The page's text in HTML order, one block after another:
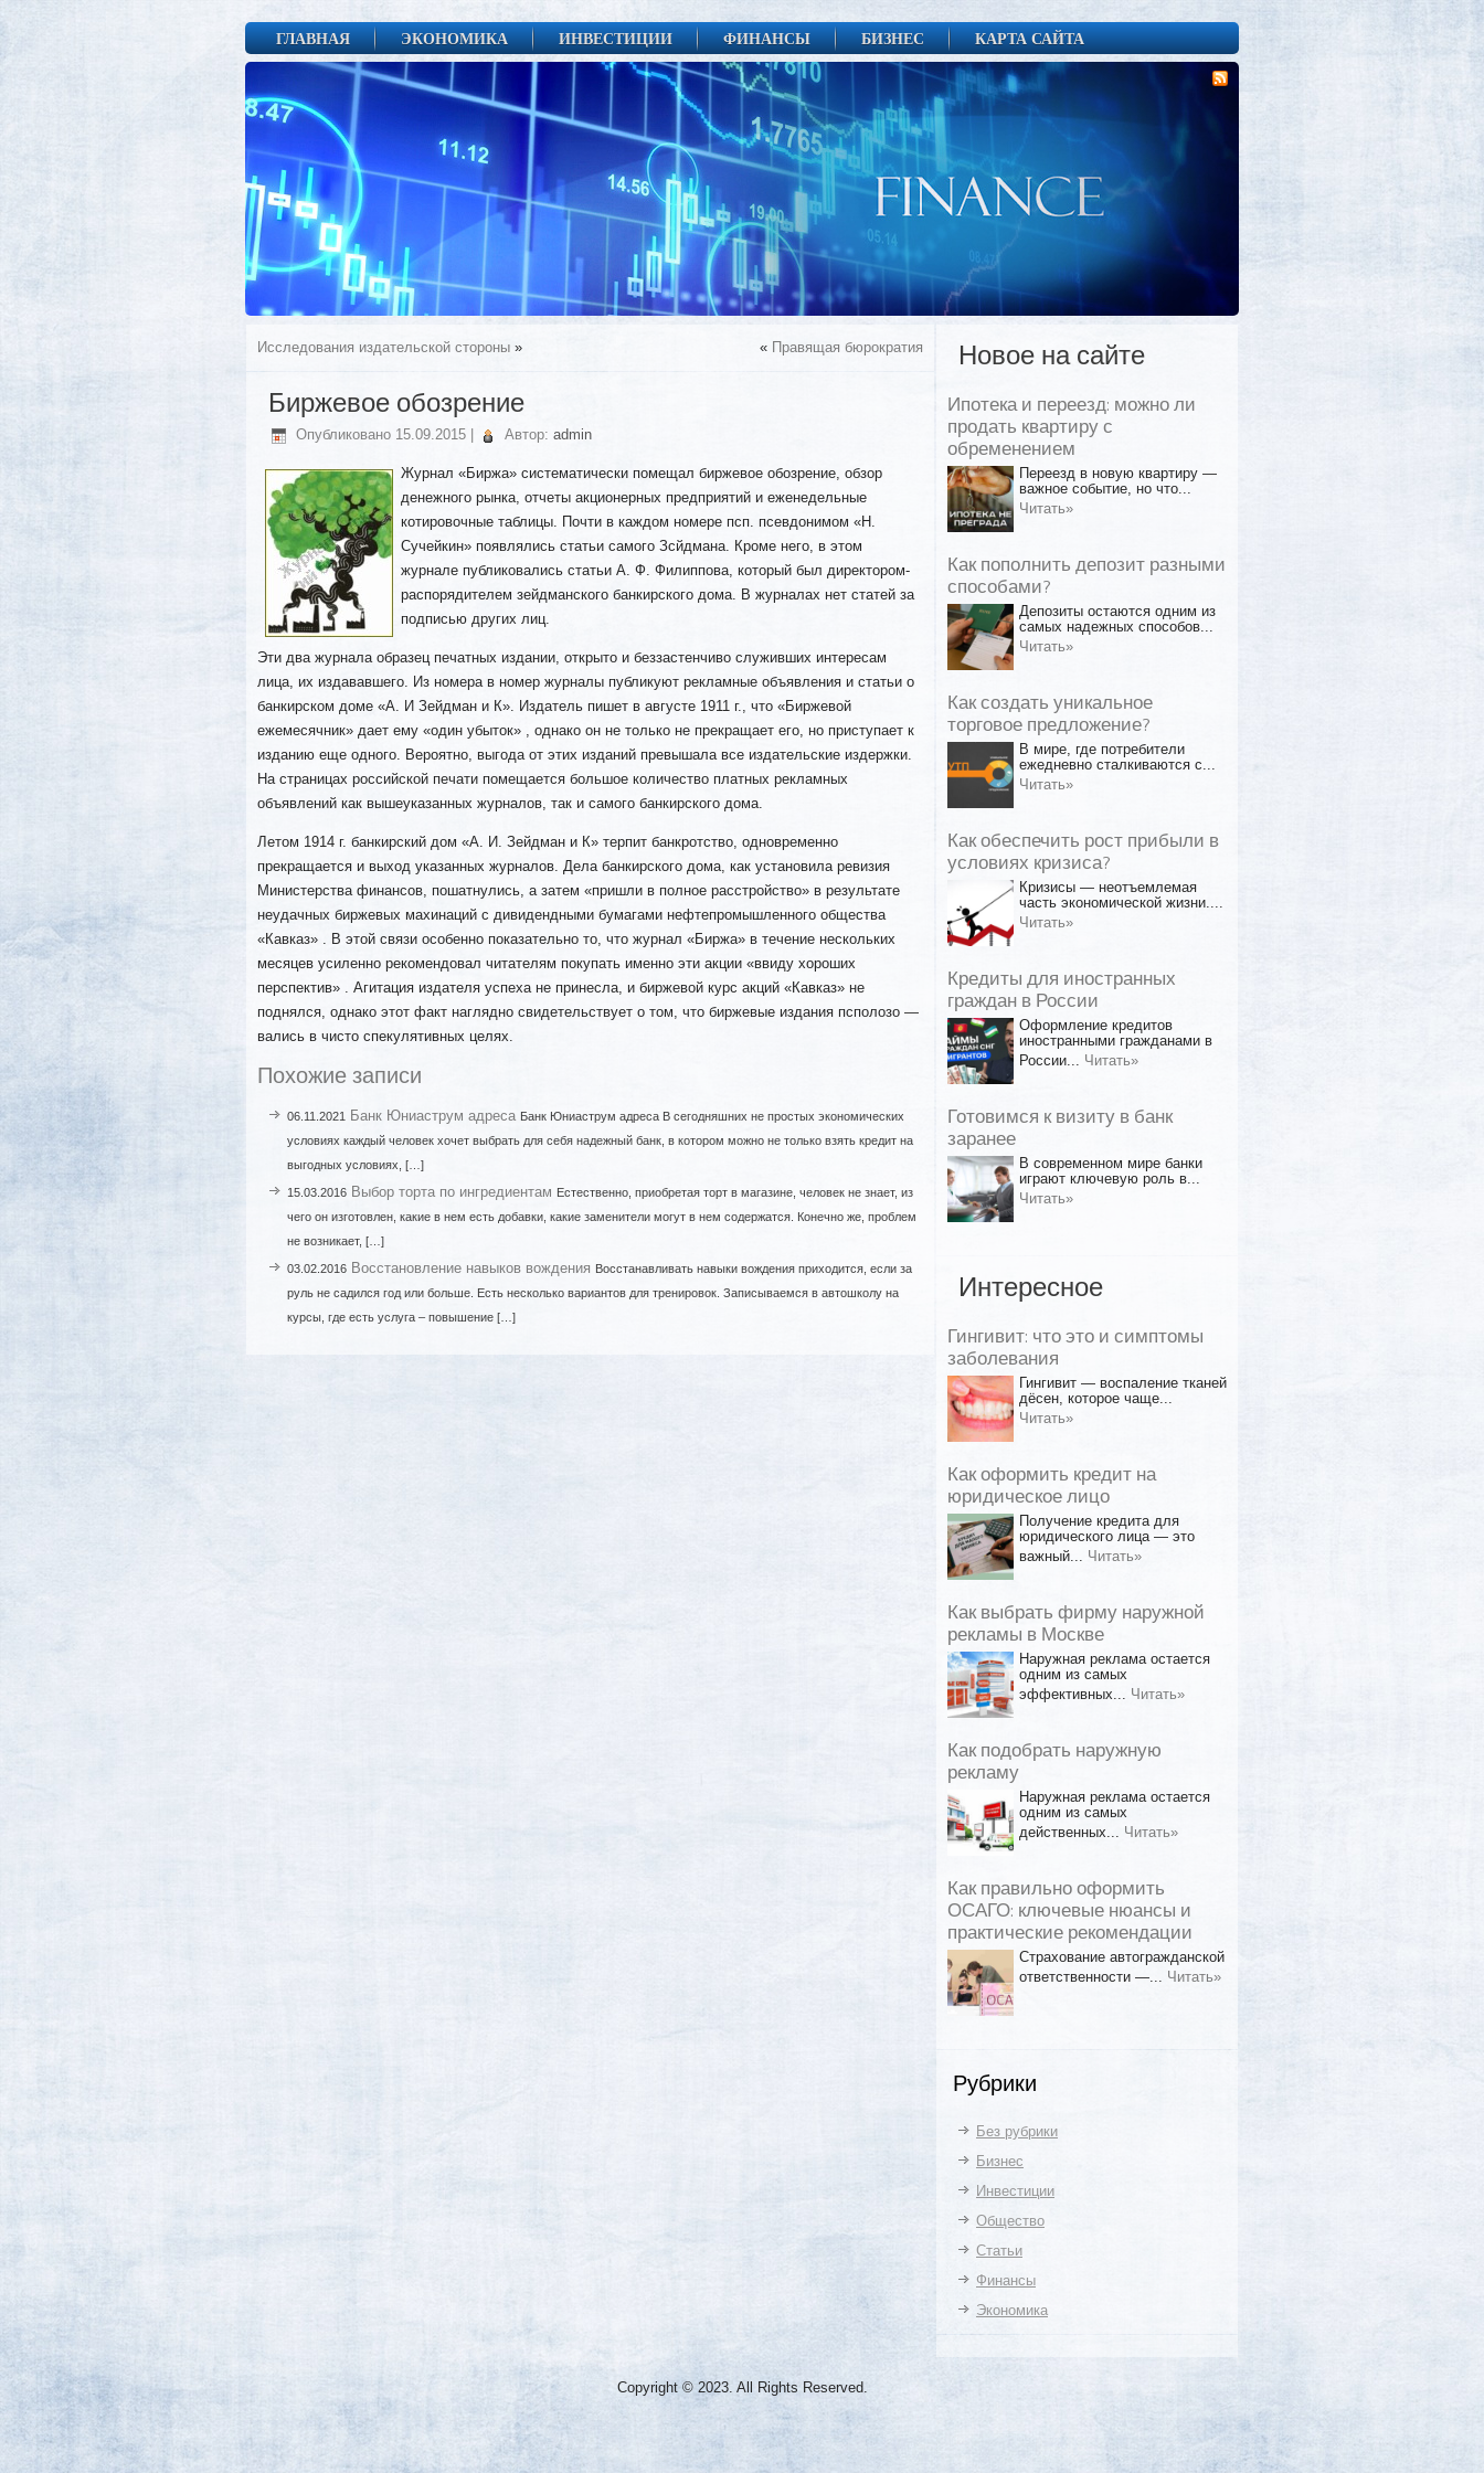
ГЛАВНАЯ ЭКОНОМИКА ИНВЕСТИЦИИ ФИНАНСЫ БИЗНЕС КАРТА САЙТА
Исследования издательской стороны » « Правящая бюрократия
Биржевое обозрение
Опубликовано 15.09.2015 Автор: admin
Журнал «Биржа» систематически помещал биржевое обозрение, обзор
денежного рынка, отчеты акционерных предприятий и еженедельные
котировочные таблицы. Почти в каждом номере псп. псевдонимом «Н.
Сучейкин» появлялись статьи самого Зсйдмана. Кроме него, в этом
журнале публиковались статьи А. Ф. Филиппова, который был директором-
распорядителем зейдманского банкирского дома. В журналах нет статей за
подписью других лиц.
Эти два журнала образец печатных издании, открыто и беззастенчиво служивших интересам
лица, их издававшего. Из номера в номер журналы публикуют рекламные объявления и статьи о
банкирском доме «А. И Зейдман и К». Издатель пишет в августе 1911 г., что «Биржевой
ежемесячник» дает ему «один убыток» , однако он не только не прекращает его, но приступает к
изданию еще одного. Вероятно, выгода от этих изданий превышала все издательские издержки.
На страницах российской печати помещается большое количество платных рекламных
объявлений как вышеуказанных журналов, так и самого банкирского дома.
Летом 1914 г. банкирский дом «А. И. Зейдман и К» терпит банкротство, одновременно
прекращается и выход указанных журналов. Дела банкирского дома, как установила ревизия
Министерства финансов, пошатнулись, а затем «пришли в полное расстройство» в результате
неудачных биржевых махинаций с дивидендными бумагами нефтепромышленного общества
«Кавказ» . В этой связи особенно показательно то, что журнал «Биржа» в течение нескольких
месяцев усиленно рекомендовал читателям покупать именно эти акции «ввиду хороших
перспектив» . Агитация издателя успеха не принесла, и биржевой курс акций «Кавказ» не
поднялся, однако этот факт наглядно свидетельствует о том, что биржевые издания псполозо —
вались в чисто спекулятивных целях.
Похожие записи
06.11.2021 Банк Юниаструм адреса Банк Юниаструм адреса В сегодняшних не простых экономических
условиях каждый человек хочет выбрать для себя надежный банк, в котором можно не только взять кредит на
выгодных условиях, […]
15.03.2016 Выбор торта по ингредиентам Естественно, приобретая торт в магазине, человек не знает, из
чего он изготовлен, какие в нем есть добавки, какие заменители могут в нем содержатся. Конечно же, проблем
не возникает, […]
03.02.2016 Восстановление навыков вождения Восстанавливать навыки вождения приходится, если за
руль не садился год или больше. Есть несколько вариантов для тренировок. Записываемся в автошколу на
курсы, где есть услуга – повышение […]
Новое на сайте
Ипотека и переезд: можно ли
продать квартиру с
обременением
Переезд в новую квартиру —
важное событие, но что...
Читать»
Как пополнить депозит разными
способами?
Депозиты остаются одним из
самых надежных способов...
Читать»
Как создать уникальное
торговое предложение?
В мире, где потребители
ежедневно сталкиваются с...
Читать»
Как обеспечить рост прибыли в
условиях кризиса?
Кризисы — неотъемлемая
часть экономической жизни....
Читать»
Кредиты для иностранных
граждан в России
Оформление кредитов
иностранными гражданами в
России... Читать»
Готовимся к визиту в банк
заранее
В современном мире банки
играют ключевую роль в...
Читать»
Интересное
Гингивит: что это и симптомы
заболевания
Гингивит — воспаление тканей
дёсен, которое чаще...
Читать»
Как оформить кредит на
юридическое лицо
Получение кредита для
юридического лица — это
важный... Читать»
Как выбрать фирму наружной
рекламы в Москве
Наружная реклама остается
одним из самых
эффективных... Читать»
Как подобрать наружную
рекламу
Наружная реклама остается
одним из самых
действенных... Читать»
Как правильно оформить
ОСАГО: ключевые нюансы и
практические рекомендации
Страхование автогражданской
ответственности —... Читать»
Рубрики
Без рубрики
Бизнес
Инвестиции
Общество
Статьи
Финансы
Экономика
Copyright © 2023. All Rights Reserved.